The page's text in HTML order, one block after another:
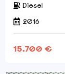
Diesel
2016
15.700 €